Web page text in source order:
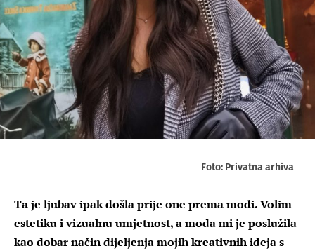
Foto: Privatna arhiva
Ta je ljubav ipak došla prije one prema modi. Volim
estetiku i vizualnu umjetnost, a moda mi je poslužila
kao dobar način dijeljenja mojih kreativnih ideja s